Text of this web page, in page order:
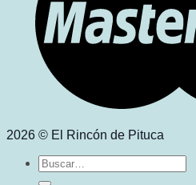
2026 © El Rincón de Pituca
Buscar
por: